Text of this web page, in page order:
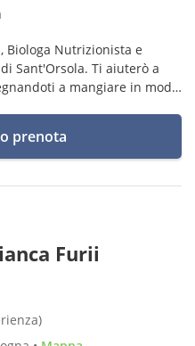
Biologa Nutrizionista e
Sant'Orsola. Ti aiuterò a
a mangiare in modo
prenota
Furii